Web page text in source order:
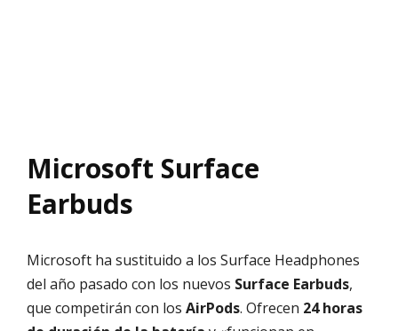
Microsoft Surface
Earbuds
Microsoft ha sustituido a los Surface Headphones
del año pasado con los nuevos Surface Earbuds,
que competirán con los AirPods. Ofrecen 24 horas